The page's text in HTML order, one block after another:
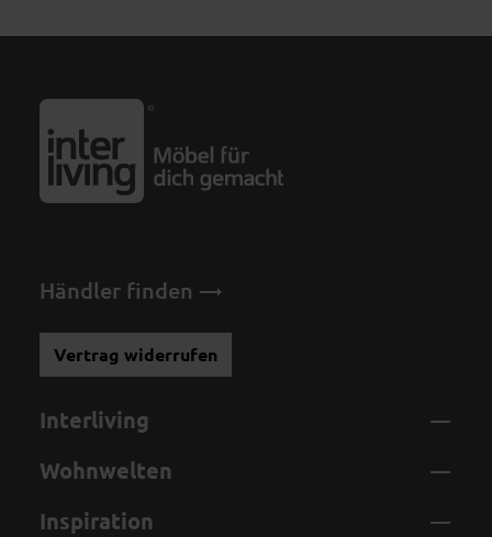
Händler finden
Vertrag widerrufen
Interliving
Wohnwelten
Inspiration